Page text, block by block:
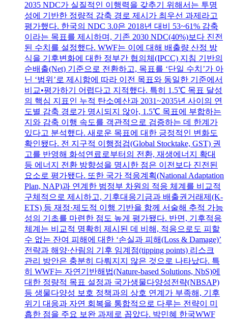
2035 NDC가 실질적인 이행력을 갖추기 위해서는 투명
성에 기반한 정량적 감축 경로 제시가 최우선 과제라고
평가했다. 한국의 NDC 3.0은 2018년 대비 53~61% 감축
이라는 목표를 제시하며, 기존 2030 NDC(40%)보다 진전
된 수치를 설정했다. WWF는 이에 대해 배출량 산정 방
식을 기후변화에 대한 정부간 협의체(IPCC) 지침 기반의
순배출(Net) 기준으로 전환하고, 목표를 ‘단일 수치’가 아
닌 ‘범위’로 제시함에 따라 이전 목표와 동일한 기준에서
비교•평가하기 어렵다고 지적했다. 특히 1.5℃ 목표 달성
의 핵심 지표인 누적 탄소예산과 2031~2035년 사이의 연
도별 감축 경로가 명시되지 않아, 1.5℃ 목표에 부합하는
지와 감축 이행 속도를 객관적으로 검증하는 데 한계가
있다고 분석했다. 새로운 목표에 대한 긍정적인 변화도
확인됐다. 전 지구적 이행점검(Global Stocktake, GST) 권
고를 반영해 화석연료로부터의 전환, 재생에너지 확대
등 에너지 전환 방향성을 명시한 점은 이전보다 진전된
요소로 평가됐다. 또한 국가 적응계획(National Adaptation
Plan, NAP)과 연계한 범정부 차원의 적응 체계를 비교적
구체적으로 제시하고, 기후대응기금과 배출권거래제(K-
ETS) 등 재정·제도적 이행 기반을 함께 서술해 추적 가능
성의 기초를 마련한 점도 높게 평가됐다. 반면, 기후적응
체계는 비교적 명확히 제시된 데 비해, 적응으로도 피할
수 없는 잔여 피해에 대한 ‘손실과 피해(Loss & Damage)’
전략과 해양·산림의 기후 임계점(tipping points) 리스크
관리 방안은 충분히 다뤄지지 않은 것으로 나타났다. 특
히 WWF는 자연기반해법(Nature-based Solutions, NbS)에
대한 정량적 목표 설정과 국가생물다양성전략(NBSAP)
등 생물다양성 보호 정책과의 상호 연계가 부족해, 기후
위기 대응과 자연 회복을 통합적으로 다루는 전략이 미
흡한 점을 주요 보완 과제로 꼽았다. 박민혜 한국WWF